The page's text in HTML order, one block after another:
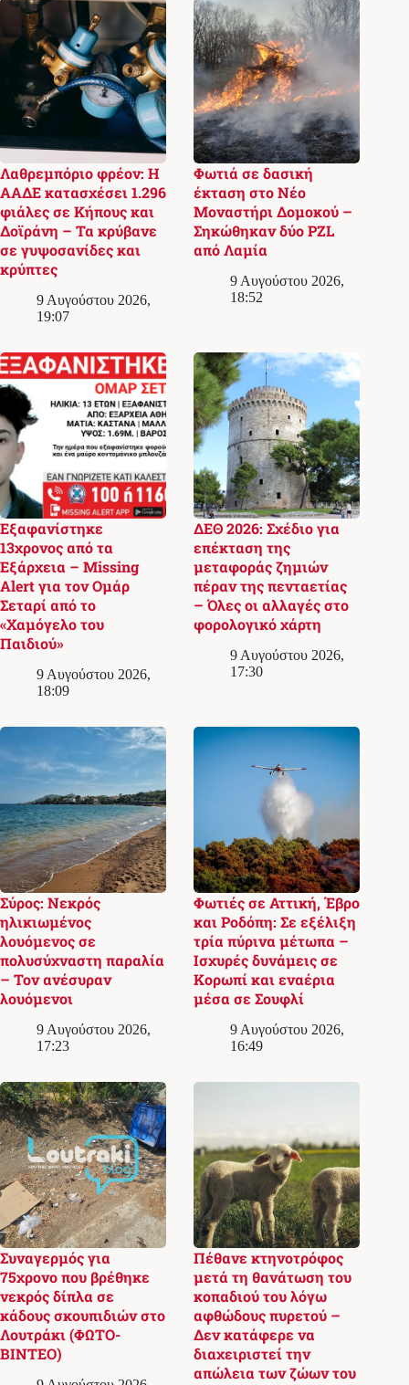
Λαθρεμπόριο φρέον: Η
ΑΑΔΕ κατασχέσει 1.296
φιάλες σε Κήπους και
Δοϊράνη – Τα κρύβανε
σε γυψοσανίδες και
κρύπτες
9 Αυγούστου 2026,
19:07
Φωτιά σε δασική
έκταση στο Νέο
Μοναστήρι Δομοκού –
Σηκώθηκαν δύο PZL
από Λαμία
9 Αυγούστου 2026,
18:52
Εξαφανίστηκε
13χρονος από τα
Εξάρχεια – Missing
Alert για τον Ομάρ
Σεταρί από το
«Χαμόγελο του
Παιδιού»
9 Αυγούστου 2026,
18:09
ΔΕΘ 2026: Σχέδιο για
επέκταση της
μεταφοράς ζημιών
πέραν της πενταετίας
– Όλες οι αλλαγές στο
φορολογικό χάρτη
9 Αυγούστου 2026,
17:30
Σύρος: Νεκρός
ηλικιωμένος
λουόμενος σε
πολυσύχναστη παραλία
– Τον ανέσυραν
λουόμενοι
9 Αυγούστου 2026,
17:23
Φωτιές σε Αττική, Έβρο
και Ροδόπη: Σε εξέλιξη
τρία πύρινα μέτωπα –
Ισχυρές δυνάμεις σε
Κορωπί και εναέρια
μέσα σε Σουφλί
9 Αυγούστου 2026,
16:49
Συναγερμός για
75χρονο που βρέθηκε
νεκρός δίπλα σε
κάδους σκουπιδιών στο
Λουτράκι (ΦΩΤΟ-
ΒΙΝΤΕΟ)
Πέθανε κτηνοτρόφος
μετά τη θανάτωση του
κοπαδιού του λόγω
αφθώδους πυρετού –
Δεν κατάφερε να
διαχειριστεί την
απώλεια των ζώων του